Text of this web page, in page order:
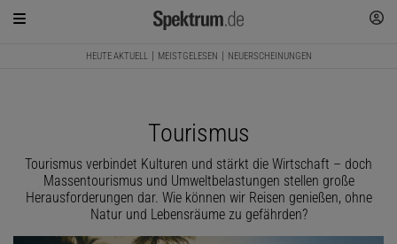
HEUTE AKTUELL MEISTGELESEN NEUERSCHEINUNGEN
Tourismus
Tourismus verbindet Kulturen und stärkt die Wirtschaft – doch
Massentourismus und Umweltbelastungen stellen große
Herausforderungen dar. Wie können wir Reisen genießen, ohne
Natur und Lebensräume zu gefährden?